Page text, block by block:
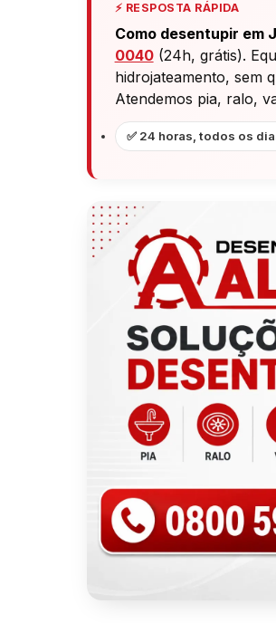
⚡ RESPOSTA RÁPIDA
Como desentupir em
0040(24h, grátis).
hidrojateamento, sem
Atendemos pia, ralo,
✅ 24 horas, todos os